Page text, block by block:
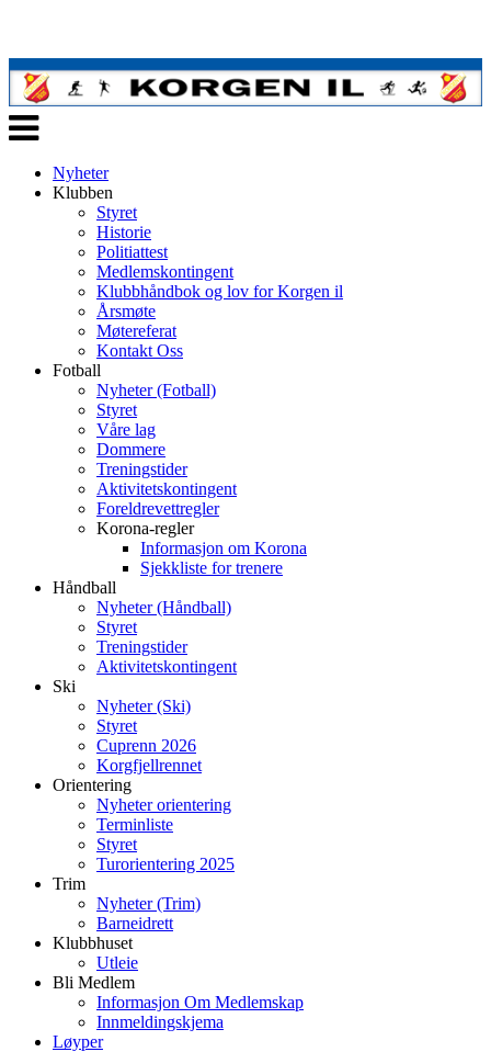
Veksle
navigasjon
Nyheter
Klubben
Styret
Historie
Politiattest
Medlemskontingent
Klubbhåndbok og lov for Korgen il
Årsmøte
Møtereferat
Kontakt Oss
Fotball
Nyheter (Fotball)
Styret
Våre lag
Dommere
Treningstider
Aktivitetskontingent
Foreldrevettregler
Korona-regler
Informasjon om Korona
Sjekkliste for trenere
Håndball
Nyheter (Håndball)
Styret
Treningstider
Aktivitetskontingent
Ski
Nyheter (Ski)
Styret
Cuprenn 2026
Korgfjellrennet
Orientering
Nyheter orientering
Terminliste
Styret
Turorientering 2025
Trim
Nyheter (Trim)
Barneidrett
Klubbhuset
Utleie
Bli Medlem
Informasjon Om Medlemskap
Innmeldingskjema
Løyper